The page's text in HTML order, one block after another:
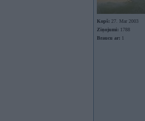
Kopš: 27. Mar 2003
Ziņojumi: 1788
Braucu ar: 1